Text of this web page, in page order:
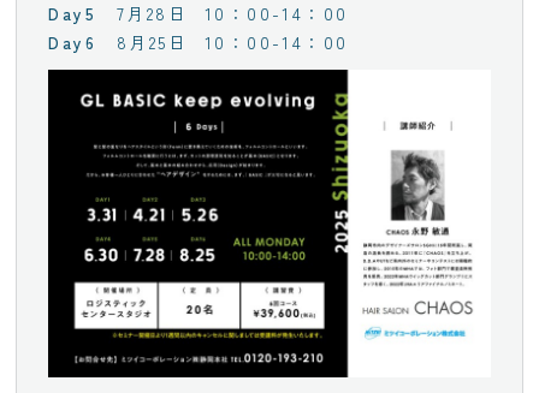
7月28日
10：00-14：00
8月25日
10：00-14：00